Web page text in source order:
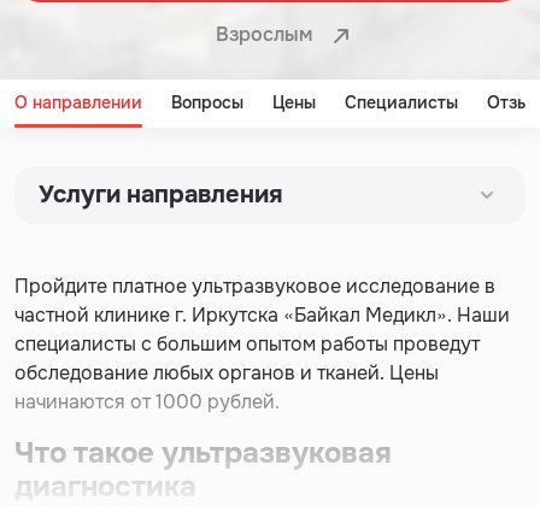
Взрослым
О направлении Вопросы Цены Специалисты
Услуги направления
Пройдите платное ультразвуковое исследование в
частной клинике г. Иркутска «Байкал Медикл». Наши
специалисты с большим опытом работы проведут
обследование любых органов и тканей. Цены
начинаются от 1000 рублей.
Что такое ультразвуковая
диагностика